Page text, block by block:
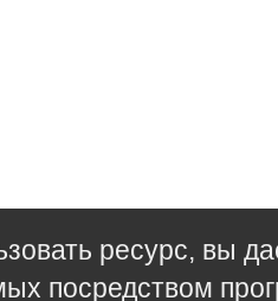
ресурс, вы
посредством